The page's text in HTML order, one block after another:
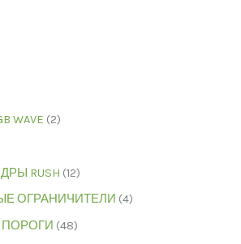
WAVE 2
RUSH 12
ОГРАНИЧИТЕЛИ 4
48